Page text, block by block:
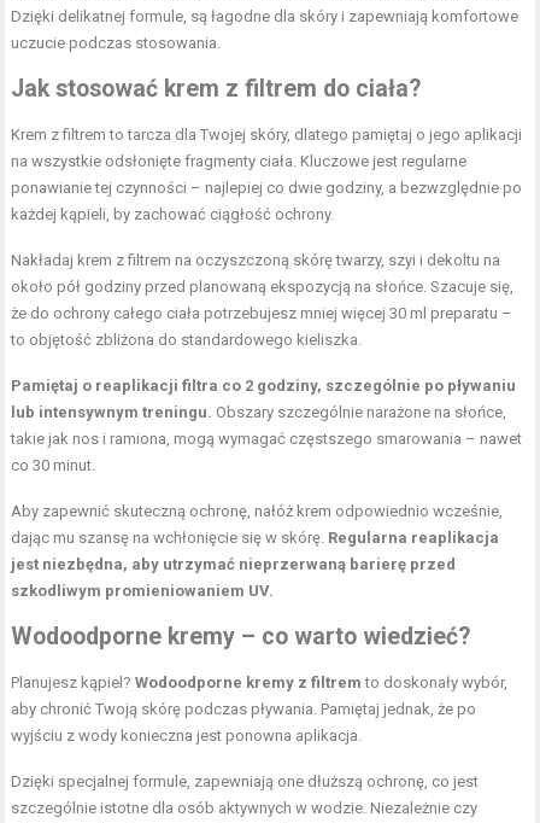
Dzięki delikatnej formule, są łagodne dla skóry i zapewniają komfortowe
uczucie podczas stosowania.
Jak stosować krem z filtrem do ciała?
Krem z filtrem to tarcza dla Twojej skóry, dlatego pamiętaj o jego aplikacji
na wszystkie odsłonięte fragmenty ciała. Kluczowe jest regularne
ponawianie tej czynności – najlepiej co dwie godziny, a bezwzględnie po
każdej kąpieli, by zachować ciągłość ochrony.
Nakładaj krem z filtrem na oczyszczoną skórę twarzy, szyi i dekoltu na
około pół godziny przed planowaną ekspozycją na słońce. Szacuje się,
że do ochrony całego ciała potrzebujesz mniej więcej 30 ml preparatu –
to objętość zbliżona do standardowego kieliszka.
Pamiętaj o reaplikacji filtra co 2 godziny, szczególnie po pływaniu
lub intensywnym treningu. Obszary szczególnie narażone na słońce,
takie jak nos i ramiona, mogą wymagać częstszego smarowania – nawet
co 30 minut.
Aby zapewnić skuteczną ochronę, nałóż krem odpowiednio wcześnie,
dając mu szansę na wchłonięcie się w skórę. Regularna reaplikacja
jest niezbędna, aby utrzymać nieprzerwaną barierę przed
szkodliwym promieniowaniem UV.
Wodoodporne kremy – co warto wiedzieć?
Planujesz kąpiel?Wodoodporne kremy z filtrem to doskonały wybór,
aby chronić Twoją skórę podczas pływania. Pamiętaj jednak, że po
wyjściu z wody konieczna jest ponowna aplikacja.
Dzięki specjalnej formule, zapewniają one dłuższą ochronę, co jest
szczególnie istotne dla osób aktywnych w wodzie. Niezależnie czy